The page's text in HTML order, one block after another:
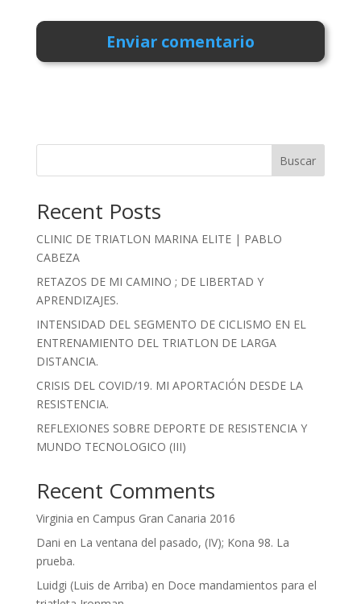
Buscar
Recent Posts
CLINIC DE TRIATLON MARINA ELITE | PABLO
CABEZA
RETAZOS DE MI CAMINO ; DE LIBERTAD Y
APRENDIZAJES.
INTENSIDAD DEL SEGMENTO DE CICLISMO EN EL
ENTRENAMIENTO DEL TRIATLON DE LARGA
DISTANCIA.
CRISIS DEL COVID/19. MI APORTACIÓN DESDE LA
RESISTENCIA.
REFLEXIONES SOBRE DEPORTE DE RESISTENCIA Y
MUNDO TECNOLOGICO (III)
Recent Comments
Virginia en Campus Gran Canaria 2016
Dani en La ventana del pasado, (IV); Kona 98. La
prueba.
Luidgi (Luis de Arriba) en Doce mandamientos para el